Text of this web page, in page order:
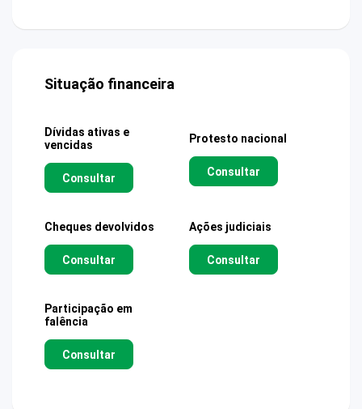
Situação financeira
Dívidas ativas e
vencidas
Consultar
Protesto nacional
Consultar
Cheques devolvidos
Consultar
Ações judiciais
Consultar
Participação em
falência
Consultar